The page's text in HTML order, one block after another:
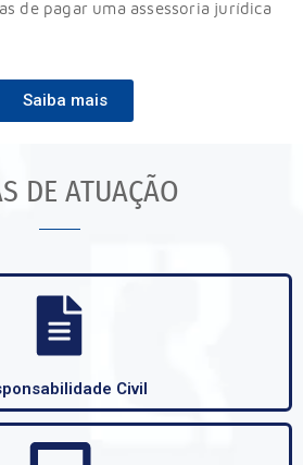
de pagar uma assessoria jurídica
Saiba mais
DE ATUAÇÃO
Civil